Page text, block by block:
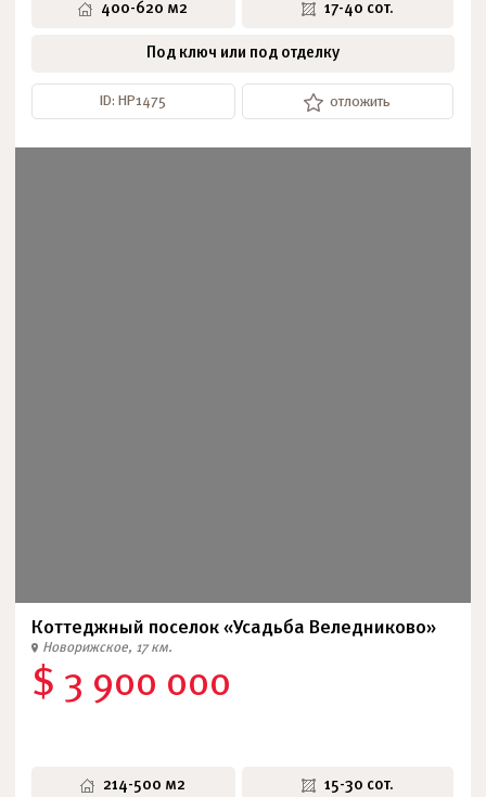
400-620 м2 17-40 сот.
Под ключ или под отделку
ID: НР1475 отложить
Коттеджный поселок «Усадьба Веледниково»
Новорижское, 17 км.
$ 3 900 000
214-500 м2 15-30 сот.